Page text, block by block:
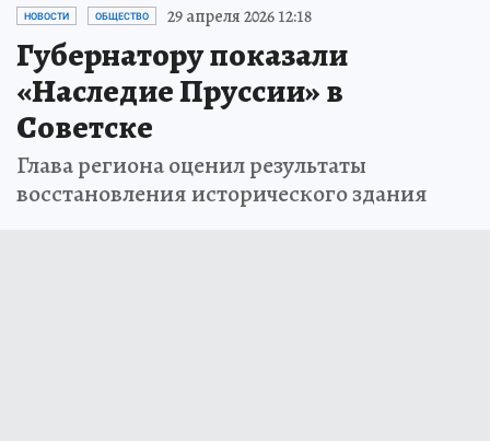
НОВОСТИ ОБЩЕСТВО 29 апреля 2026 12:18
Губернатору показали
«Наследие Пруссии» в
Советске
Глава региона оценил результаты
восстановления исторического здания